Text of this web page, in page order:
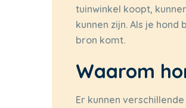
tuinwinkel koopt,
kunnen zijn. Als je
bron komt.
Waarom
Er kunnen